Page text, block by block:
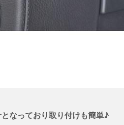
なっており取り付けも簡単♪